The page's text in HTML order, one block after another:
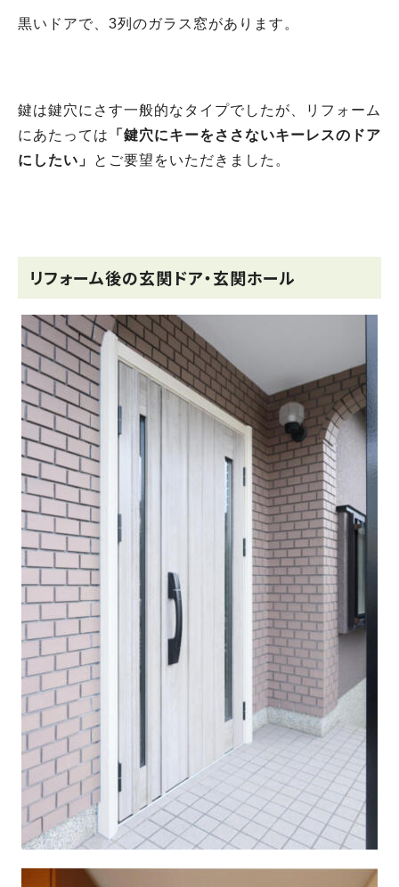
黒いドアで、3列のガラス窓があります。
鍵は鍵穴にさす一般的なタイプでしたが、リフォーム
にあたっては
「鍵穴にキーをささないキーレスのドア
にしたい」
とご要望をいただきました。
リフォーム後の玄関ドア・玄関ホール